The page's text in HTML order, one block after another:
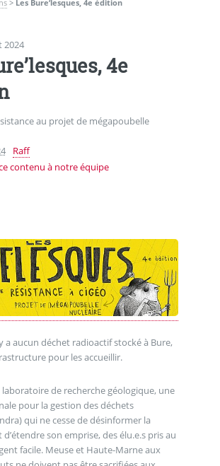
> Les Bure’lesques, 4e édition
2024
4e
au projet de mégapoubelle
Raff
contenu à notre équipe
a aucun déchet radioactif stocké à Bure,
pour les accueillir.
laboratoire de recherche géologique, une
pour la gestion des déchets
qui ne cesse de désinformer la
son emprise, des élu.e.s pris au
facile. Meuse et Haute-Marne aux